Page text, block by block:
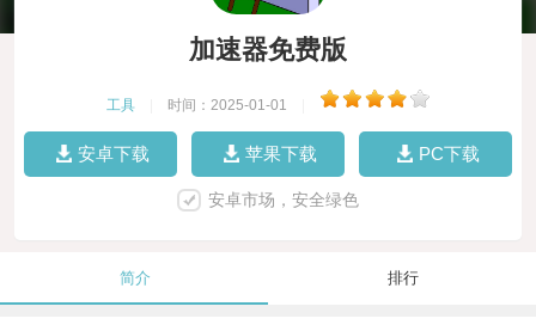
加速器免费版
工具 时间：2025-01-01
安卓下载 苹果下载 PC下载
安卓市场，安全绿色
简介 排行